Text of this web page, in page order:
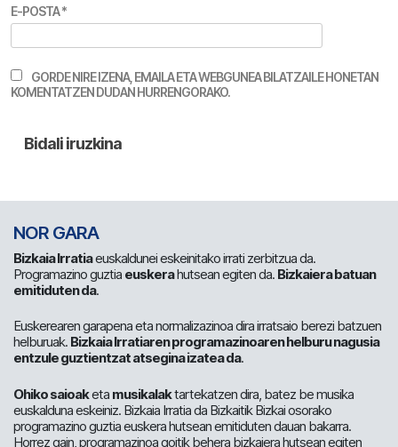
E-POSTA*
GORDE NIRE IZENA, EMAILA ETA WEBGUNEA BILATZAILE HONETAN
KOMENTATZEN DUDAN HURRENGORAKO.
NOR GARA
Bizkaia Irratiaeuskaldunei eskeinitako irrati zerbitzua da.
Programazino guztia euskerahutsean egiten da. Bizkaiera batuan
emitiduten da.
Euskerearen garapena eta normalizazinoa dira irratsaio berezi batzuen
helburuak. Bizkaia Irratiaren programazinoaren helburu nagusia
entzule guztientzat atsegina izatea da.
Ohiko saioaketa musikalaktartekatzen dira, batez be musika
euskalduna eskeiniz. Bizkaia Irratia da Bizkaitik Bizkai osorako
programazino guztia euskera hutsean emitiduten dauan bakarra.
Horrez gain, programazinoa goitik behera bizkaiera hutsean egiten